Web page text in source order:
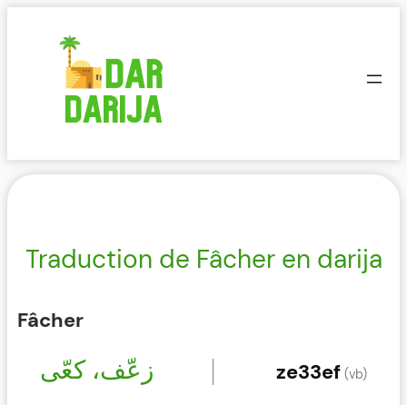
Traduction de Fâcher en darija
Fâcher
زعّف، كعّى ze33ef (vb)